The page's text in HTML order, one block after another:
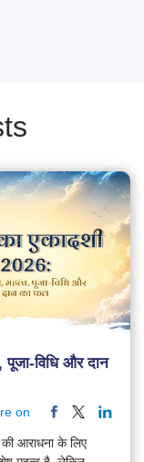
पूजा-विधि और दान
on
की आराधना के लिए